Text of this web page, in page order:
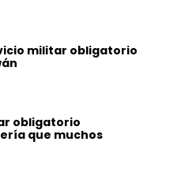
militar obligatorio
obligatorio
que muchos